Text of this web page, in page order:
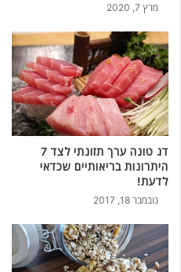
מרץ 7, 2020
דג טונה ערך תזונתי לצד 7
היתרונות בריאותיים שכדאי
לדעת!
נובמבר 18, 2017